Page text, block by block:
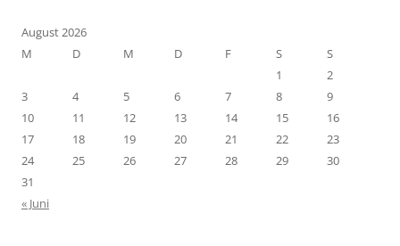
August 2026
M
D M D F S
S
1
2
3
4 5 6 7 8
9
10
11 12 13 14 15
16
17
18 19 20 21 22
23
24
25 26 27 28 29
30
31
« Juni